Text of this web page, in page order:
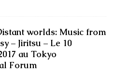
worlds: Music from
– Jiritsu – Le 10
au Tokyo
Forum